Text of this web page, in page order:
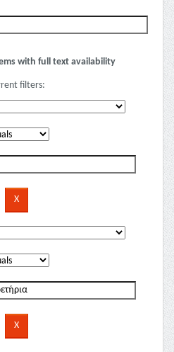
with full text availability
filters: